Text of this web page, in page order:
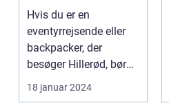
Et Twist
Hvis du er en
eventyrrejsende eller
backpacker, der
besøger Hillerød, bør
du ikke gå glip af
byens f...
18 januar 2024